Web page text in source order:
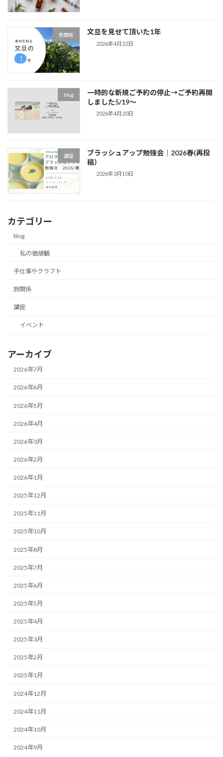
旅関係 文旦を見せて頂いた1年
2026年4月22日
blog
一時的な新規ご予約の停止→ご予約再開
しました5/19～
2026年4月20日
講座
ブラッシュアップ勉強会｜2026春(再投
稿）
2026年3月10日
カテゴリー
blog
私の価値観
手仕事やクラフト
旅関係
講座
イベント
アーカイブ
2026年7月
2026年6月
2026年5月
2026年4月
2026年3月
2026年2月
2026年1月
2025年12月
2025年11月
2025年10月
2025年8月
2025年7月
2025年6月
2025年5月
2025年4月
2025年3月
2025年2月
2025年1月
2024年12月
2024年11月
2024年10月
2024年9月